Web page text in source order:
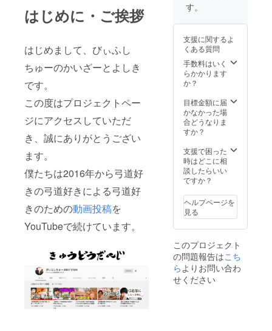
はじめに・ご挨拶
はじめまして、びぃふし
ちゅーのかいざーとよしき
です。
この度はプロジェクトペー
ジにアクセスしていただ
き、誠にありがとうござい
ます。
僕たちは2016年から弓道好
きの弓道好きによる弓道好
きのための動画投稿を
YouTubeで続けています。
合、支
のフル
ネーム
を記載
致しま
す。 ※
は日本
の住所
のみ対
応致し
※オリジ
ナル
メッ
セージ
作成に
あた
り、動
画内容
する
メッ
セージ
内容が
ありま
す。
支援に関するよ
くある質問
手数料はいく
らかかります
か？
目標金額に届
かなかった場
合どうなりま
すか？
支援で困った
時はどこに相
談したらいい
ですか？
ヘルプページを
見る
このプロジェクト
の問題報告はこち
らよりお問い合わ
せください